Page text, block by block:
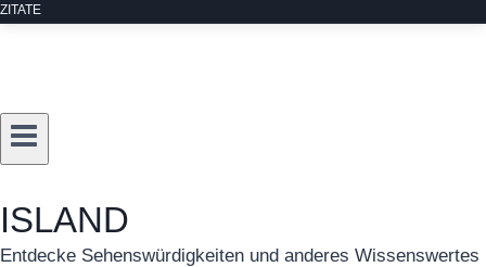
ZITATE
ISLAND
Entdecke Sehenswürdigkeiten und anderes Wissenswertes